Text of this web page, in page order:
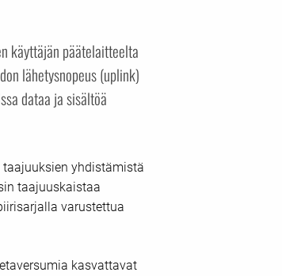
käyttäjän päätelaitteelta
lähetysnopeus (uplink)
dataa ja sisältöä
yhdistämistä
taajuuskaistaa
varustettua
kasvattavat